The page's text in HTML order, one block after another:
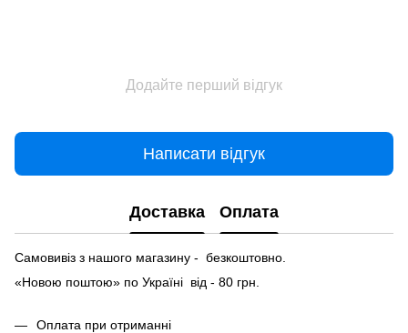
Додайте перший відгук
Написати відгук
Доставка Оплата
Самовивіз з нашого магазину - безкоштовно.
«Новою поштою» по Україні від - 80 грн.
Оплата при отриманні